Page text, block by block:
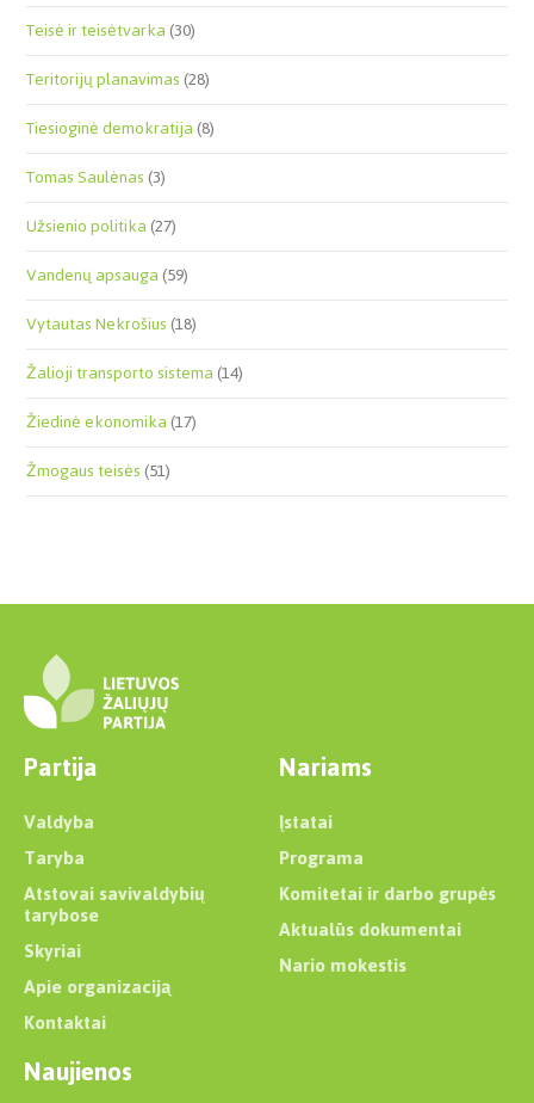
Teisė ir teisėtvarka(30)
Teritorijų planavimas(28)
Tiesioginė demokratija(8)
Tomas Saulėnas(3)
Užsienio politika(27)
Vandenų apsauga(59)
Vytautas Nekrošius(18)
Žalioji transporto sistema(14)
Žiedinė ekonomika(17)
Žmogaus teisės(51)
Partija
Valdyba
Taryba
Atstovai savivaldybių
tarybose
Skyriai
Apie organizaciją
Kontaktai
Nariams
Įstatai
Programa
Komitetai ir darbo grupės
Aktualūs dokumentai
Nario mokestis
Naujienos